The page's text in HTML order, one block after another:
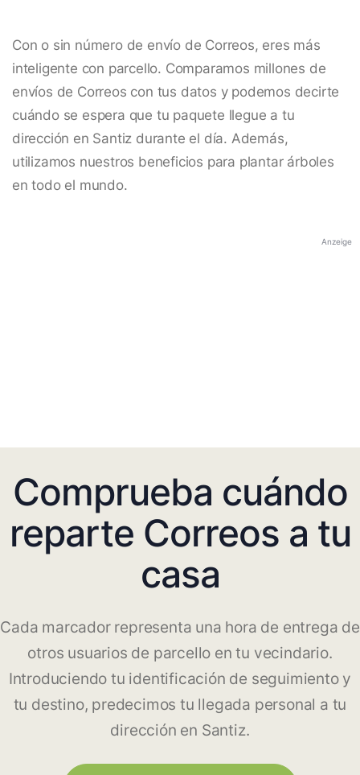
Con o sin número de envío de Correos, eres más
inteligente con parcello. Comparamos millones de
envíos de Correos con tus datos y podemos decirte
cuándo se espera que tu paquete llegue a tu
dirección en Santiz durante el día. Además,
utilizamos nuestros beneficios para plantar árboles
en todo el mundo.
Anzeige
Comprueba cuándo
reparte Correos a tu
casa
Cada marcador representa una hora de entrega de
otros usuarios de parcello en tu vecindario.
Introduciendo tu identificación de seguimiento y
tu destino, predecimos tu llegada personal a tu
dirección en Santiz.